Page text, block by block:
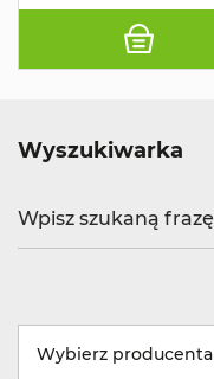
Wyszukiwarka
Wybierz producenta